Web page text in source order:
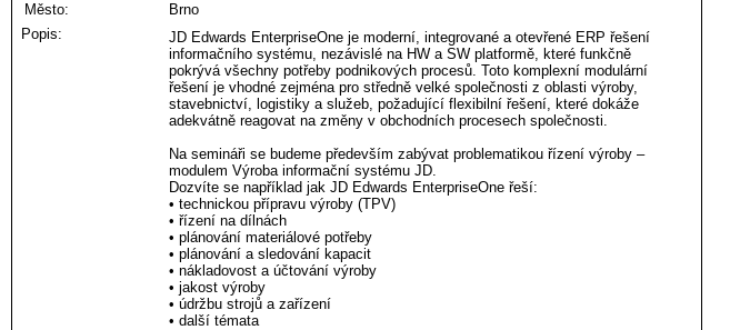
Město:
Brno
Popis:
JD Edwards EnterpriseOne je moderní, integrované a otevřené ERP řešení
informačního systému, nezávislé na HW a SW platformě, které funkčně
pokrývá všechny potřeby podnikových procesů. Toto komplexní modulární
řešení je vhodné zejména pro středně velké společnosti z oblasti výroby,
stavebnictví, logistiky a služeb, požadující flexibilní řešení, které dokáže
adekvátně reagovat na změny v obchodních procesech společnosti.
Na semináři se budeme především zabývat problematikou řízení výroby –
modulem Výroba informační systému JD.
Dozvíte se například jak JD Edwards EnterpriseOne řeší:
• technickou přípravu výroby (TPV)
• řízení na dílnách
• plánování materiálové potřeby
• plánování a sledování kapacit
• nákladovost a účtování výroby
• jakost výroby
• údržbu strojů a zařízení
• další témata